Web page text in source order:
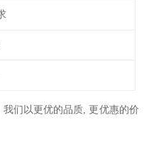
们以更优的品质, 更优惠的价